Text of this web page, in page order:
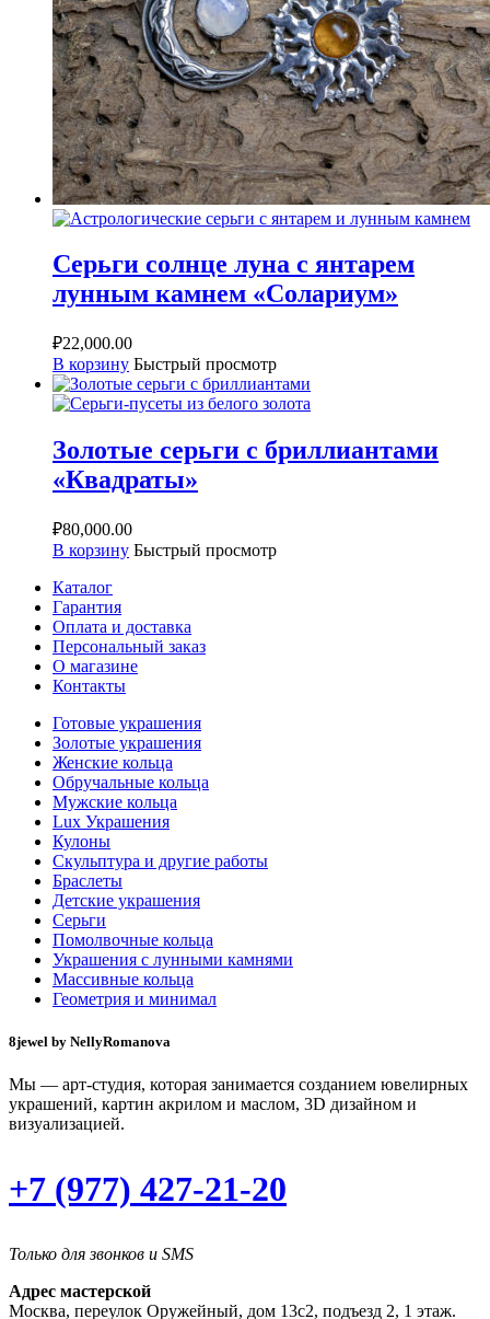
Серьги солнце луна с янтарем
лунным камнем «Солариум»
₽22,000.00
В корзину Быстрый просмотр
Золотые серьги с бриллиантами
«Квадраты»
₽80,000.00
В корзину Быстрый просмотр
Каталог
Гарантия
Оплата и доставка
Персональный заказ
О магазине
Контакты
Готовые украшения
Золотые украшения
Женские кольца
Обручальные кольца
Мужские кольца
Lux Украшения
Кулоны
Скульптура и другие работы
Браслеты
Детские украшения
Серьги
Помолвочные кольца
Украшения с лунными камнями
Массивные кольца
Геометрия и минимал
8jewel by NellyRomanova
Мы — арт-студия, которая занимается созданием ювелирных
украшений, картин акрилом и маслом, 3D дизайном и
визуализацией.
+7 (977) 427-21-20
Только для звонков и SMS
Адрес мастерской
Москва, переулок Оружейный, дом 13с2, подъезд 2, 1 этаж.